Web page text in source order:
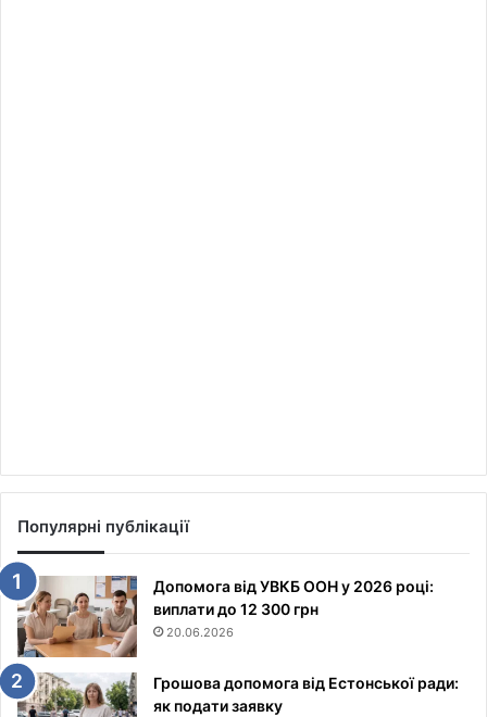
Популярні публікації
Допомога від УВКБ ООН у 2026 році:
виплати до 12 300 грн
20.06.2026
Грошова допомога від Естонської ради:
як подати заявку